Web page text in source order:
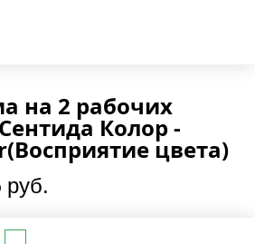
на 2 рабочих
Колор -
цвета)
руб.